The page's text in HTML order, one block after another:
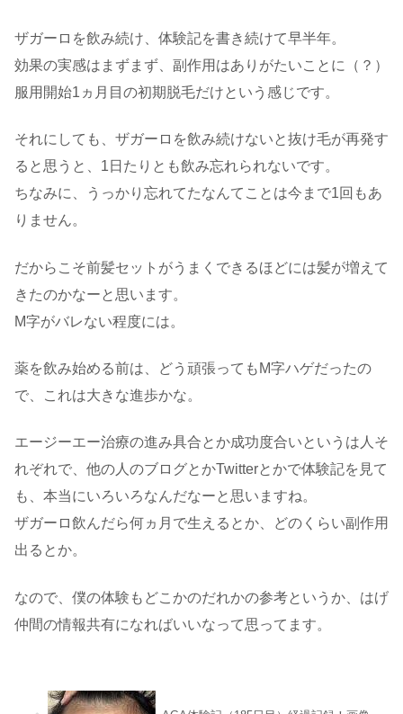
ザガーロを飲み続け、体験記を書き続けて早半年。
効果の実感はまずまず、副作用はありがたいことに（？）
服用開始1ヵ月目の初期脱毛だけという感じです。
それにしても、ザガーロを飲み続けないと抜け毛が再発す
ると思うと、1日たりとも飲み忘れられないです。
ちなみに、うっかり忘れてたなんてことは今まで1回もあ
りません。
だからこそ前髪セットがうまくできるほどには髪が増えて
きたのかなーと思います。
M字がバレない程度には。
薬を飲み始める前は、どう頑張ってもM字ハゲだったの
で、これは大きな進歩かな。
エージーエー治療の進み具合とか成功度合いというは人そ
れぞれで、他の人のブログとかTwitterとかで体験記を見て
も、本当にいろいろなんだなーと思いますね。
ザガーロ飲んだら何ヵ月で生えるとか、どのくらい副作用
出るとか。
なので、僕の体験もどこかのだれかの参考というか、はげ
仲間の情報共有になればいいなって思ってます。